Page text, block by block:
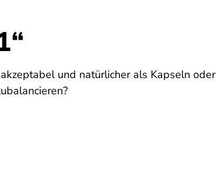
und natürlicher als Kapseln oder